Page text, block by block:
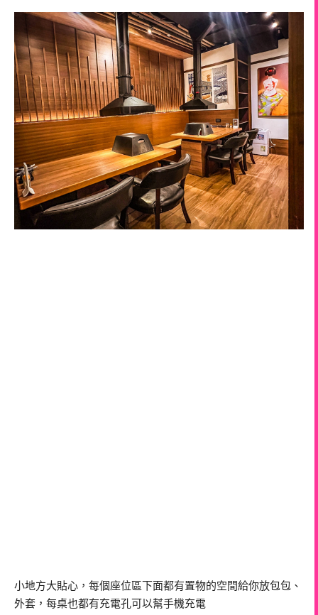
小地方大貼心，每個座位區下面都有置物的空間給你放包包、
外套，每桌也都有充電孔可以幫手機充電